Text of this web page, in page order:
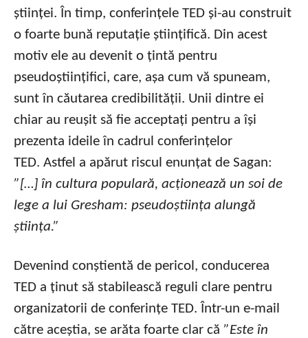
științei. În timp, conferințele TED și-au construit
o foarte bună reputație științifică. Din acest
motiv ele au devenit o țintă pentru
pseudoștiințifici, care, așa cum vă spuneam,
sunt în căutarea credibilității. Unii dintre ei
chiar au reușit să fie acceptați pentru a își
prezenta ideile în cadrul conferințelor
TED. Astfel a apărut riscul enunțat de Sagan:
”[…] în cultura populară, acționează un soi de
lege a lui Gresham: pseudoștiința alungă
știința.”
Devenind conștientă de pericol, conducerea
TED a ținut să stabilească reguli clare pentru
organizatorii de conferințe TED. Într-un e-mail
către aceștia, se arăta foarte clar că ”Este în